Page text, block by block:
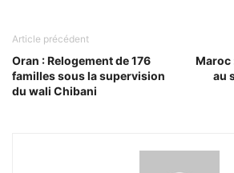
Article précédent
Oran : Relogement de 176
familles sous la supervision
du wali Chibani
Maroc
au